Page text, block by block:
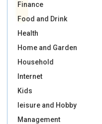
Finance
Food and Drink
Health
Home and Garden
Household
Internet
Kids
leisure and Hobby
Management